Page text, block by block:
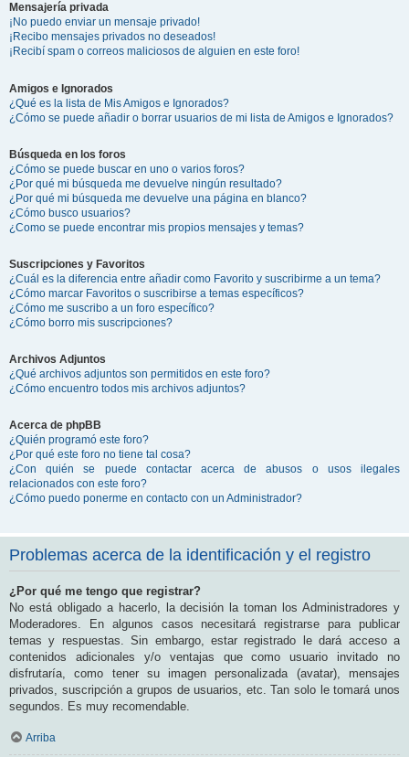
Mensajería privada
¡No puedo enviar un mensaje privado!
¡Recibo mensajes privados no deseados!
¡Recibí spam o correos maliciosos de alguien en este foro!
Amigos e Ignorados
¿Qué es la lista de Mis Amigos e Ignorados?
¿Cómo se puede añadir o borrar usuarios de mi lista de Amigos e Ignorados?
Búsqueda en los foros
¿Cómo se puede buscar en uno o varios foros?
¿Por qué mi búsqueda me devuelve ningún resultado?
¿Por qué mi búsqueda me devuelve una página en blanco?
¿Cómo busco usuarios?
¿Como se puede encontrar mis propios mensajes y temas?
Suscripciones y Favoritos
¿Cuál es la diferencia entre añadir como Favorito y suscribirme a un tema?
¿Cómo marcar Favoritos o suscribirse a temas específicos?
¿Cómo me suscribo a un foro específico?
¿Cómo borro mis suscripciones?
Archivos Adjuntos
¿Qué archivos adjuntos son permitidos en este foro?
¿Cómo encuentro todos mis archivos adjuntos?
Acerca de phpBB
¿Quién programó este foro?
¿Por qué este foro no tiene tal cosa?
¿Con quién se puede contactar acerca de abusos o usos ilegales
relacionados con este foro?
¿Cómo puedo ponerme en contacto con un Administrador?
Problemas acerca de la identificación y el registro
¿Por qué me tengo que registrar?
No está obligado a hacerlo, la decisión la toman los Administradores y
Moderadores. En algunos casos necesitará registrarse para publicar
temas y respuestas. Sin embargo, estar registrado le dará acceso a
contenidos adicionales y/o ventajas que como usuario invitado no
disfrutaría, como tener su imagen personalizada (avatar), mensajes
privados, suscripción a grupos de usuarios, etc. Tan solo le tomará unos
segundos. Es muy recomendable.
Arriba